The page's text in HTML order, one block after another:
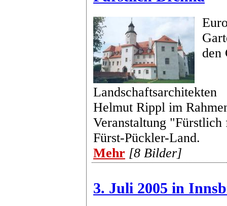
den
Landschaftsarchitekten
Helmut Rippl im
Veranstaltung
Fürst-Pückler-Land.
Mehr [8 Bilder]
3. Juli 2005 in